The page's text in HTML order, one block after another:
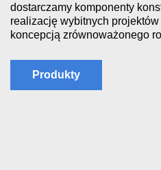
dostarczamy komponenty
realizację wybitnych
koncepcją zrównoważonego
Produkty